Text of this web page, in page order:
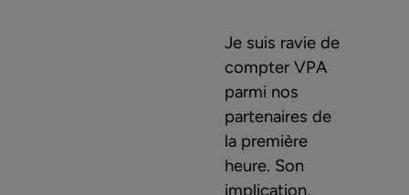
Je suis ravie de
compter VPA
parmi nos
partenaires de
la première
heure. Son
implication,